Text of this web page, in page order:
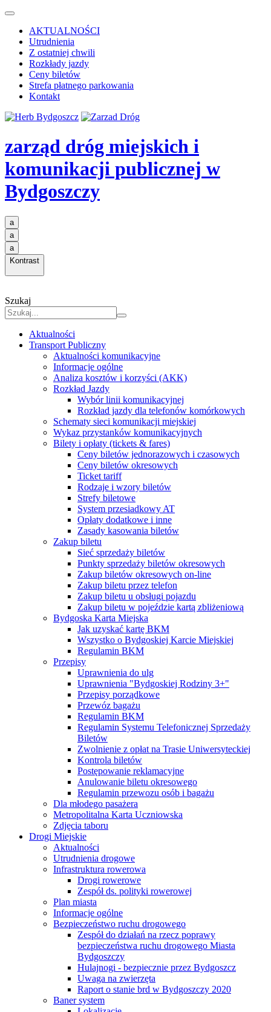
AKTUALNOŚCI
Utrudnienia
Z ostatniej chwili
Rozkłady jazdy
Ceny biletów
Strefa płatnego parkowania
Kontakt
zarząd dróg miejskich i
komunikacji publicznej w
Bydgoszczy
a
a
a
Kontrast
Szukaj
Aktualności
Transport Publiczny
Aktualności komunikacyjne
Informacje ogólne
Analiza kosztów i korzyści (AKK)
Rozkład Jazdy
Wybór linii komunikacyjnej
Rozkład jazdy dla telefonów komórkowych
Schematy sieci komunikacji miejskiej
Wykaz przystanków komunikacyjnych
Bilety i opłaty (tickets & fares)
Ceny biletów jednorazowych i czasowych
Ceny biletów okresowych
Ticket tariff
Rodzaje i wzory biletów
Strefy biletowe
System przesiadkowy AT
Opłaty dodatkowe i inne
Zasady kasowania biletów
Zakup biletu
Sieć sprzedaży biletów
Punkty sprzedaży biletów okresowych
Zakup biletów okresowych on-line
Zakup biletu przez telefon
Zakup biletu u obsługi pojazdu
Zakup biletu w pojeździe kartą zbliżeniową
Bydgoska Karta Miejska
Jak uzyskać kartę BKM
Wszystko o Bydgoskiej Karcie Miejskiej
Regulamin BKM
Przepisy
Uprawnienia do ulg
Uprawnienia "Bydgoskiej Rodziny 3+"
Przepisy porządkowe
Przewóz bagażu
Regulamin BKM
Regulamin Systemu Telefonicznej Sprzedaży
Biletów
Zwolnienie z opłat na Trasie Uniwersyteckiej
Kontrola biletów
Postępowanie reklamacyjne
Anulowanie biletu okresowego
Regulamin przewozu osób i bagażu
Dla młodego pasażera
Metropolitalna Karta Uczniowska
Zdjęcia taboru
Drogi Miejskie
Aktualności
Utrudnienia drogowe
Infrastruktura rowerowa
Drogi rowerowe
Zespół ds. polityki rowerowej
Plan miasta
Informacje ogólne
Bezpieczeństwo ruchu drogowego
Zespół do działań na rzecz poprawy
bezpieczeństwa ruchu drogowego Miasta
Bydgoszczy
Hulajnogi - bezpiecznie przez Bydgoszcz
Uwaga na zwierzęta
Raport o stanie brd w Bydgoszczy 2020
Baner system